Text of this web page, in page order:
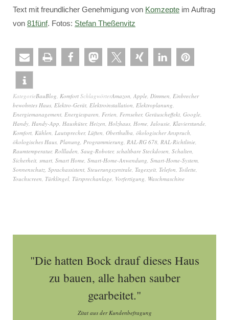
Text mit freundlicher Genehmigung von Komzepte im Auftrag
von 81fünf. Fotos: Stefan Theßenvitz
KategorieBauBlog, Komfort SchlagwörterAmazon, Apple, Dimmen, Einbrecher
bewohntes Haus, Elektro-Gerät, Elektroinstallation, Elektroplanung,
Energiemanagement, Energiesparen, Ferien, Fernseher, Geräuscheffekt, Google,
Handy, Handy-App, Haushüter, Heizen, Holzhaus, Home, Jalousie, Klavierstunde,
Komfort, Kühlen, Lautsprecher, Lüften, Oberthulba, ökologischer Anspruch,
ökologisches Haus, Planung, Programmierung, RAL-RG 678, RAL-Richtlinie,
Raumtemperatur, Rollladen, Saug-Roboter, schaltbare Steckdosen, Schalten,
Sicherheit, smart, Smart Home, Smart-Home-Anwendung, Smart-Home-System,
Sonnenschutz, Sprachassistent, Steuerungszentrale, Tageszeit, Telefon, Toilette,
Touchscreen, Türklingel, Türsprechanlage, Vorfertigung, Waschmaschine
"Die hatten Bock drauf dieses Haus
zu bauen, alle haben sauber
gearbeitet."
Zitat aus der Kundenbefragung